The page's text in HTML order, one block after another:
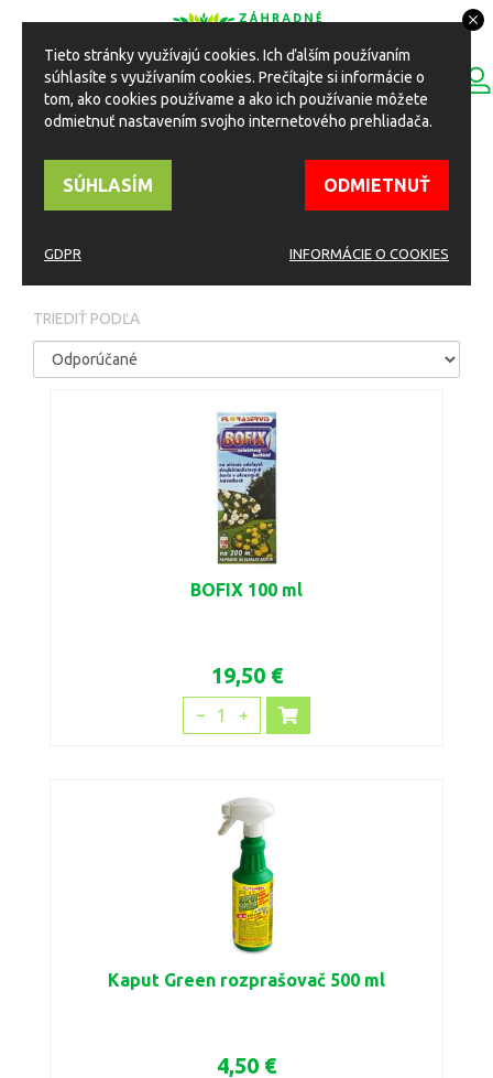
Toggle
navigation
ESHOP
POSTREKY PROTI
BURINE
TRIEDIŤ PODĽA
BOFIX 100 ml
19,50 €
1
Kaput Green rozprašovač 500 ml
4,50 €
Tieto stránky využívajú cookies. Ich ďalším používaním
súhlasíte s využívaním cookies. Prečítajte si informácie o
tom, ako cookies používame a ako ich používanie môžete
odmietnuť nastavením svojho internetového prehliadača.
SÚHLASÍM ODMIETNUŤ
GDPR INFORMÁCIE O COOKIES